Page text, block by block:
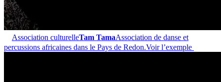
Association culturelleTam TamaAssociation de danse et
percussions africaines dans le Pays de Redon.Voir l’exemple